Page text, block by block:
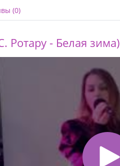
(0)
Ротару - Белая зима)